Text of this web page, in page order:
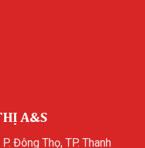
A&S
Đông Thọ, TP. Thanh